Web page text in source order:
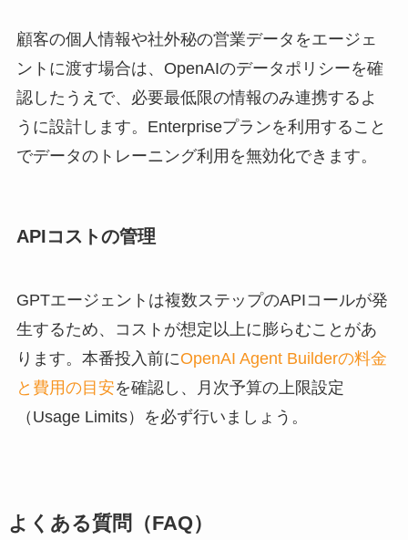
顧客の個人情報や社外秘の営業データをエージェ
ントに渡す場合は、OpenAIのデータポリシーを確
認したうえで、必要最低限の情報のみ連携するよ
うに設計します。Enterpriseプランを利用すること
でデータのトレーニング利用を無効化できます。
APIコストの管理
GPTエージェントは複数ステップのAPIコールが発
生するため、コストが想定以上に膨らむことがあ
ります。本番投入前にOpenAI Agent Builderの料金
と費用の目安を確認し、月次予算の上限設定
（Usage Limits）を必ず行いましょう。
よくある質問（FAQ）